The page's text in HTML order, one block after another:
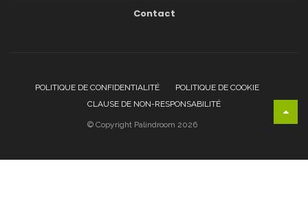
Contact
POLITIQUE DE CONFIDENTIALITÉ
POLITIQUE DE COOKIE
CLAUSE DE NON-RESPONSABILITÉ
© Copyright Palindroom 2026